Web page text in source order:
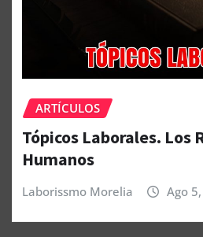
ARTÍCULOS
Tópicos Laborales. Los
Humanos
Laborissmo Morelia Ago